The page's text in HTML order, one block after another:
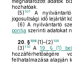
hozhatóak.
(5) 107
A nyilvántartó
jogosultsági idő lejártát
(6) A nyilvántartó
pontja szerinti adatokat
20. §108 (1)–(2) 109
(3) 110 A 19. § (1)
felhatalmazása alapján